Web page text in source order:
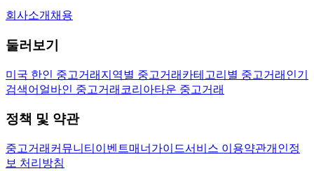
회사소개 채용
둘러보기
미국 한인 중고거래 지역별 중고거래 카테고리별 중고거래 인기
검색어 얼바인 중고거래 코리아타운 중고거래
정책 및 약관
중고거래 커뮤니티 이벤트매너가이드서비스 이용약관개인정
보 처리방침